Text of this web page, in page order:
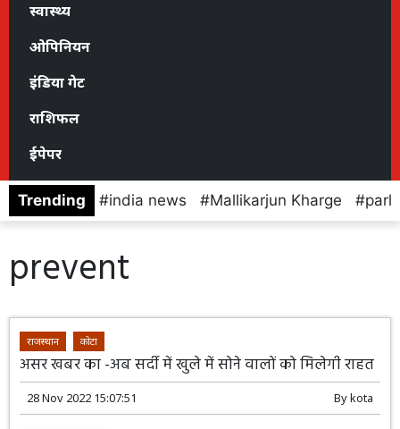
स्वास्थ्य
ओपिनियन
इंडिया गेट
राशिफल
ईपेपर
Trending india news Mallikarjun Kharge
prevent
राजस्थान कोटा
असर खबर का -अब सर्दी में खुले में सोने वालों को मिलेगी राहत
28 Nov 2022 15:07:51 Bykota